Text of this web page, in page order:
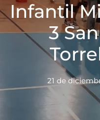
Infantil
3
21 de